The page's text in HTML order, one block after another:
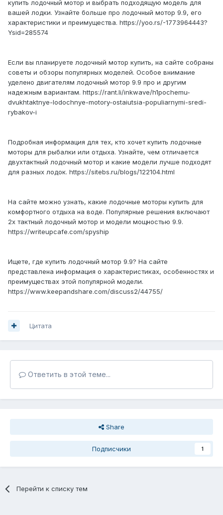
купить лодочный мотор и выбрать подходящую модель для
вашей лодки. Узнайте больше про лодочный мотор 9.9, его
характеристики и преимущества. https://yoo.rs/-1773964443?
Ysid=285574
Если вы планируете лодочный мотор купить, на сайте собраны
советы и обзоры популярных моделей. Особое внимание
уделено двигателям лодочный мотор 9.9 про и другим
надежным вариантам. https://rant.li/inkwave/h1pochemu-
dvukhtaktnye-lodochnye-motory-ostaiutsia-populiarnymi-sredi-
rybakov-i
Подробная информация для тех, кто хочет купить лодочные
моторы для рыбалки или отдыха. Узнайте, чем отличается
двухтактный лодочный мотор и какие модели лучше подходят
для разных лодок. https://sitebs.ru/blogs/122104.html
На сайте можно узнать, какие лодочные моторы купить для
комфортного отдыха на воде. Популярные решения включают
2х тактный лодочный мотор и модели мощностью 9.9.
https://writeupcafe.com/spyship
Ищете, где купить лодочный мотор 9.9? На сайте
представлена информация о характеристиках, особенностях и
преимуществах этой популярной модели.
https://www.keepandshare.com/discuss2/44755/
Цитата
Ответить в этой теме...
Share
Подписчики 1
Перейти к списку тем